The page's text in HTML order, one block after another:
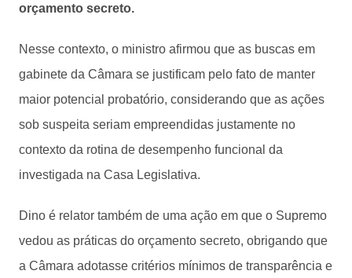
orçamento secreto.
Nesse contexto, o ministro afirmou que as buscas em
gabinete da Câmara se justificam pelo fato de manter
maior potencial probatório, considerando que as ações
sob suspeita seriam empreendidas justamente no
contexto da rotina de desempenho funcional da
investigada na Casa Legislativa.
Dino é relator também de uma ação em que o Supremo
vedou as práticas do orçamento secreto, obrigando que
a Câmara adotasse critérios mínimos de transparência e